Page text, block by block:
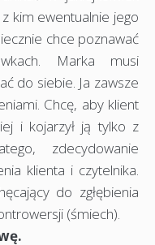
kim ewentualnie jego
chce poznawać
Marka musi
do siebie. Ja zawsze
Chcę, aby klient
i kojarzył ją tylko z
zdecydowanie
klienta i czytelnika.
do zgłębienia
(śmiech).